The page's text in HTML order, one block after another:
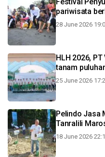
pariwisata
28 June 2026
HLH 2026,
tanam
25 June 2026
Pelindo Jasa
Tanralili
18 June 2026